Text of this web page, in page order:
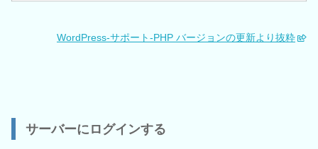
WordPress-サポート-PHP バージョンの更新より抜粋
サーバーにログインする